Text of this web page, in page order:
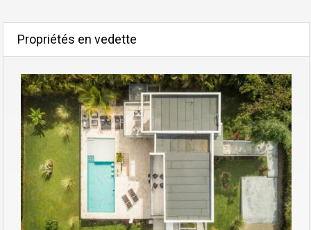
Propriétés en vedette